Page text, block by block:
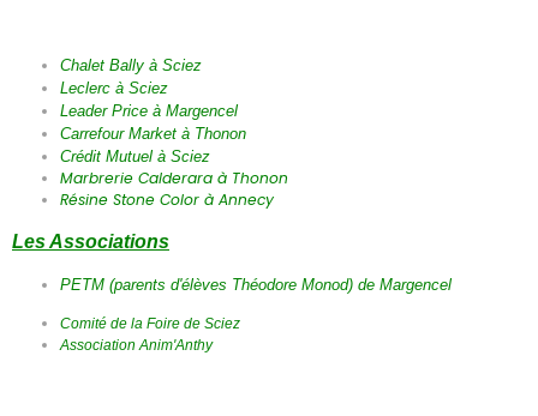
Chalet Bally à Sciez
Leclerc à Sciez
Leader Price à Margencel
Carrefour Market à Thonon
Crédit Mutuel à Sciez
Marbrerie Calderara à Thonon
Résine Stone Color à Annecy
Les Associations
PETM (parents d'élèves Théodore Monod) de Margencel
Comité de la Foire de Sciez
Association Anim'Anthy